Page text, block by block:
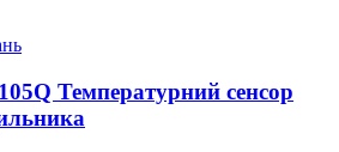
Температурний сенсор